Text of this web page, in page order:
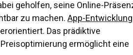
geholfen, seine Online-
zu machen. App-Entwicklung
Das prädiktive
ermöglicht eine